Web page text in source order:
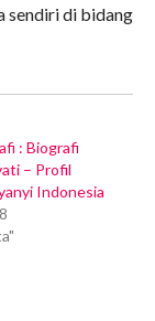
sendiri di bidang
: Biografi
– Profil
Indonesia